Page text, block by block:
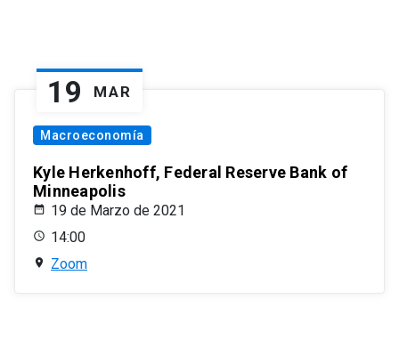
19 MAR
Macroeconomía
Kyle Herkenhoff, Federal Reserve Bank of
Minneapolis
19 de Marzo de 2021
14:00
Zoom